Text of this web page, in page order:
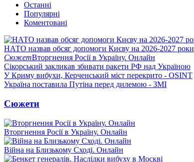
Останні
Популярні
Коментовані
НАТО назвав обсяг допомоги Києву на 2026-2027 роки
СюжетВторгнення Росії в Україну. Онлайн
Сікорський закликав збивати ракети РФ над Україною
У Криму вибухи, Керченський міст перекрито - OSINT
Україна поставила Путіна перед дилемою - ЗМІ
Сюжети
Вторгнення Росії в Україну. Онлайн
Війна на Близькому Сході. Онлайн